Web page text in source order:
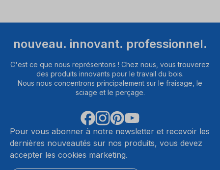
nouveau. innovant. professionnel.
C'est ce que nous représentons ! Chez nous, vous trouverez
des produits innovants pour le travail du bois.
Nous nous concentrons principalement sur le fraisage, le
sciage et le perçage.
Pour vous abonner à notre newsletter et recevoir les
dernières nouveautés sur nos produits, vous devez
accepter les cookies marketing.